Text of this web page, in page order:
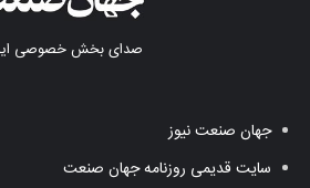
صدای بخش خصوصی
جهان صنعت نیوز
سایت قدیمی روزنامه جهان صنعت